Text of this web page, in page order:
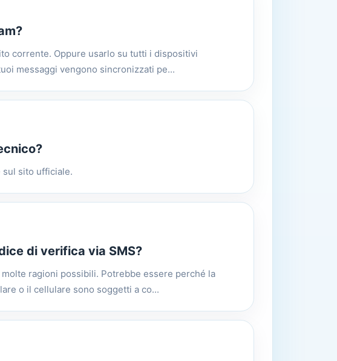
corrente. Oppure usarlo su tutti i dispositivi
messaggi vengono sincronizzati pe...
sito ufficiale.
di verifica via SMS?
ragioni possibili. Potrebbe essere perché la
o il cellulare sono soggetti a co...